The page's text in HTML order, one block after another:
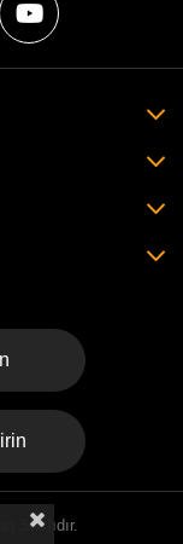
Saklıdır.